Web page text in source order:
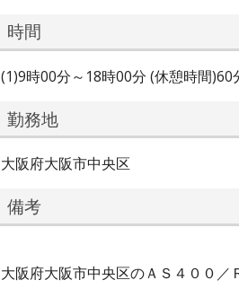
時間
(1)9時00分～18時00分 (休憩時間
勤務地
大阪府大阪市中央区
備考
大阪府大阪市中央区のＡＳ４００